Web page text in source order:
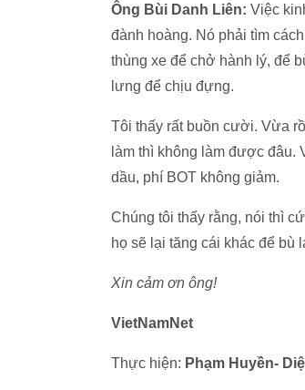
Ông Bùi Danh Liên: Việc
đành hoàng. Nó phải tìm
thùng xe để chở hành lý, để
lưng để chịu đựng.
Tôi thấy rất buồn cười. Vừa
làm thì không làm được đâu.
dầu, phí BOT không giảm.
Chúng tôi thấy rằng, nói thì
họ sẽ lại tăng cái khác để bù
Xin cảm ơn ông!
VietNamNet
Thực hiện: Phạm Huyền-